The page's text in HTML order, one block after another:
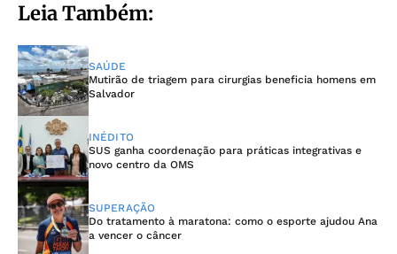
Leia Também:
SAÚDE
Mutirão de triagem para cirurgias beneficia homens em
Salvador
INÉDITO
SUS ganha coordenação para práticas integrativas e
novo centro da OMS
SUPERAÇÃO
Do tratamento à maratona: como o esporte ajudou Ana
a vencer o câncer